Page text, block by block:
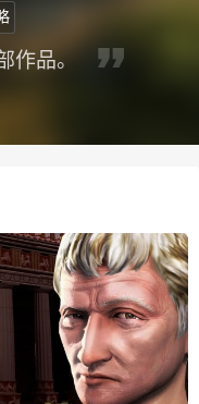
作品。